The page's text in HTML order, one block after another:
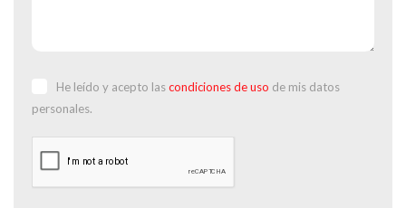
He leído y acepto lascondiciones de uso de mis datos
personales.